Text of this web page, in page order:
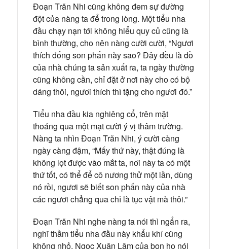
Đoạn Trăn Nhi cũng không đem sự đường
đột của nàng ta để trong lòng. Một tiểu nha
đầu chạy nạn tới không hiểu quy củ cũng là
bình thường, cho nên nàng cười cười, “Ngươi
thích đống son phấn này sao? Đây đều là đồ
của nhà chúng ta sản xuất ra, ta ngày thường
cũng không cần, chỉ đặt ở nơi này cho có bộ
dáng thôi, ngươi thích thì tặng cho ngươi đó.”
Tiểu nha đầu kia nghiêng cổ, trên mặt
thoáng qua một mạt cười ý vị thâm trường.
Nàng ta nhìn Đoạn Trăn Nhi, ý cười càng
ngày càng đậm, “Mấy thứ này, thật đúng là
không lọt được vào mắt ta, nơi này ta có một
thứ tốt, có thể để cô nương thử một lần, dùng
nó rồi, ngươi sẽ biết son phấn này của nhà
các ngươi chẳng qua chỉ là tục vật mà thôi.”
Đoạn Trăn Nhi nghe nàng ta nói thì ngẩn ra,
nghĩ thầm tiểu nha đầu này khẩu khí cũng
không nhỏ. Ngọc Xuân Lâm của bọn họ nói